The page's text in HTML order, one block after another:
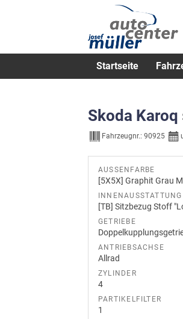
Startseite
Skoda Karoq
Fahrzeugnr.: 90925
AUSSENFARBE
[5X5X] Graphit Grau
INNENAUSSTATTUNG
[TB] Sitzbezug Stoff
GETRIEBE
ANTRIEBSACHSE
Allrad
ZYLINDER
4
PARTIKELFILTER
1